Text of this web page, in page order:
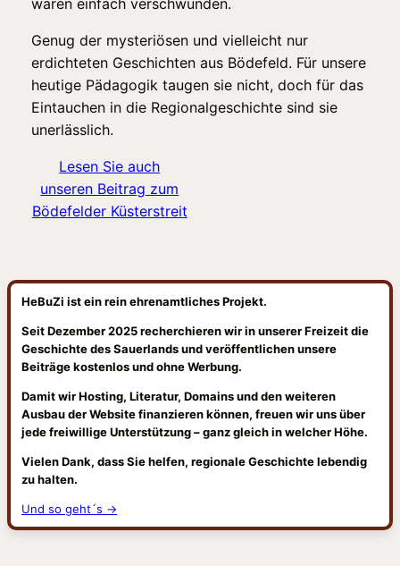
Genug der mysteriösen und vielleicht nur
erdichteten Geschichten aus Bödefeld. Für unsere
heutige Pädagogik taugen sie nicht, doch für das
Eintauchen in die Regionalgeschichte sind sie
unerlässlich.
Lesen Sie auch
unseren Beitrag zum
Bödefelder Küsterstreit
HeBuZi ist ein rein ehrenamtliches Projekt.
Seit Dezember 2025 recherchieren wir in unserer Freizeit die
Geschichte des Sauerlands und veröffentlichen unsere
Beiträge kostenlos und ohne Werbung.
Damit wir Hosting, Literatur, Domains und den weiteren
Ausbau der Website finanzieren können, freuen wir uns über
jede freiwillige Unterstützung – ganz gleich in welcher Höhe.
Vielen Dank, dass Sie helfen, regionale Geschichte lebendig
zu halten.
Und so geht´s →